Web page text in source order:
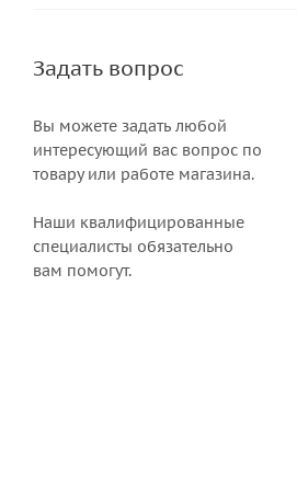
Задать вопрос
Вы можете задать любой
интересующий вас вопрос по
товару или работе магазина.
Наши квалифицированные
специалисты обязательно
вам помогут.